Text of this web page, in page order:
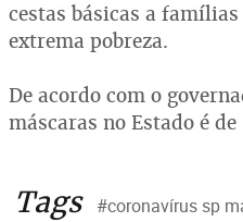
cestas básicas a
extrema pobreza.
De acordo com o
máscaras no Estado é
Tags #coronavírus sp